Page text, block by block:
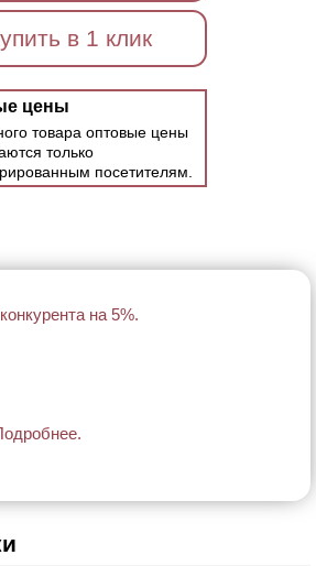
в 1 клик
цены
товара оптовые цены
только
посетителям.
на 5%.